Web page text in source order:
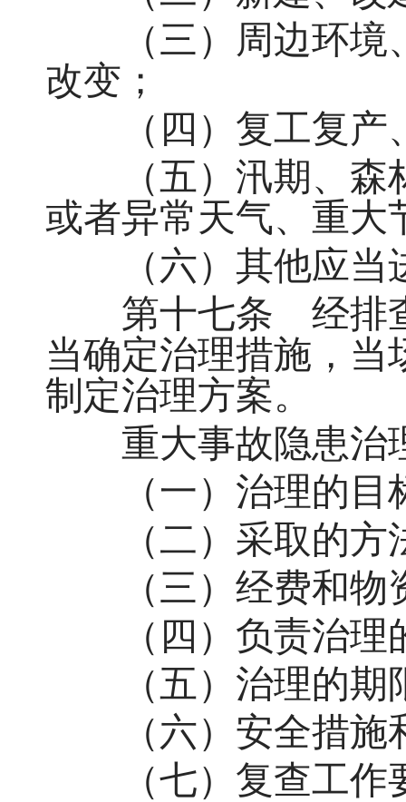
（三）周边环境、
改变；
（四）复工复产
（五）汛期、森林
或者异常天气、重大
（六）其他应当
第十七条 经排查
当确定治理措施，
制定治理方案。
重大事故隐患治
（一）治理的目
（二）采取的方
（三）经费和物
（四）负责治理
（五）治理的期
（六）安全措施
（七）复查工作